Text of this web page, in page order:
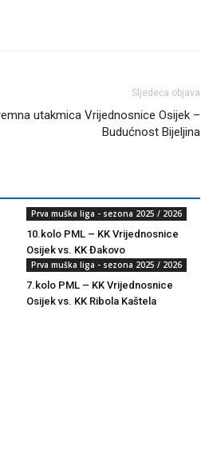
Sljedeća objava
utakmica Vrijednosnice Osijek –
Budućnost Bijeljina
Prva muška liga - sezona 2025 / 2026
10.kolo PML – KK Vrijednosnice
Osijek vs. KK Đakovo
Prva muška liga - sezona 2025 / 2026
7.kolo PML – KK Vrijednosnice
Osijek vs. KK Ribola Kaštela